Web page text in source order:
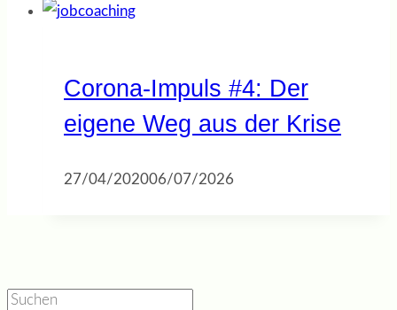
Corona-Impuls #4: Der
eigene Weg aus der Krise
27/04/202006/07/2026
Suchen